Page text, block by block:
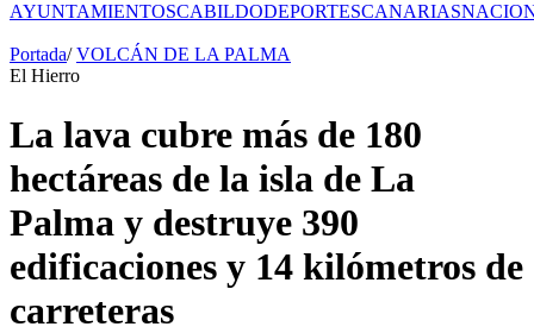
AYUNTAMIENTOSCABILDODEPORTESCANARIAS
Portada/ VOLCÁN DE LA PALMA
El Hierro
La lava cubre más de 180
hectáreas de la isla de La
Palma y destruye 390
edificaciones y 14 kilómetros de
carreteras